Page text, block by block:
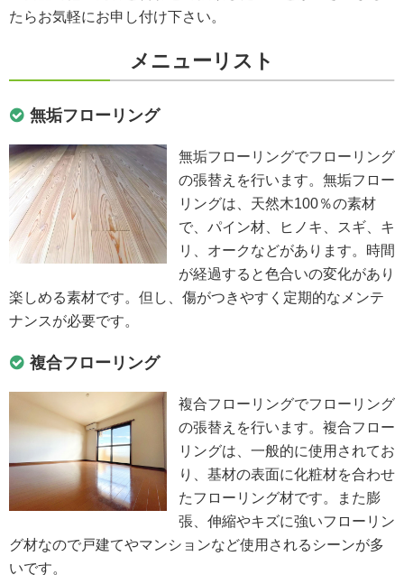
たらお気軽にお申し付け下さい。
メニューリスト
無垢フローリング
無垢フローリングでフローリング
の張替えを行います。無垢フロー
リングは、天然木100％の素材
で、パイン材、ヒノキ、スギ、キ
リ、オークなどがあります。時間
が経過すると色合いの変化があり
楽しめる素材です。但し、傷がつきやすく定期的なメンテ
ナンスが必要です。
複合フローリング
複合フローリングでフローリング
の張替えを行います。複合フロー
リングは、一般的に使用されてお
り、基材の表面に化粧材を合わせ
たフローリング材です。また膨
張、伸縮やキズに強いフローリン
グ材なので戸建てやマンションなど使用されるシーンが多
いです。